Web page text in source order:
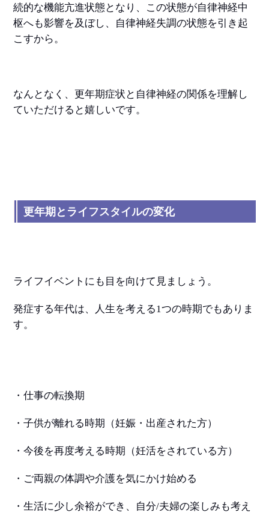
続的な機能亢進状態となり、この状態が自律神経中
枢へも影響を及ぼし、自律神経失調の状態を引き起
こすから。
なんとなく、更年期症状と自律神経の関係を理解し
ていただけると嬉しいです。
更年期とライフスタイルの変化
ライフイベントにも目を向けて見ましょう。
発症する年代は、人生を考える1つの時期でもありま
す。
・仕事の転換期
・子供が離れる時期（妊娠・出産された方）
・今後を再度考える時期（妊活をされている方）
・ご両親の体調や介護を気にかけ始める
・生活に少し余裕ができ、自分/夫婦の楽しみも考え